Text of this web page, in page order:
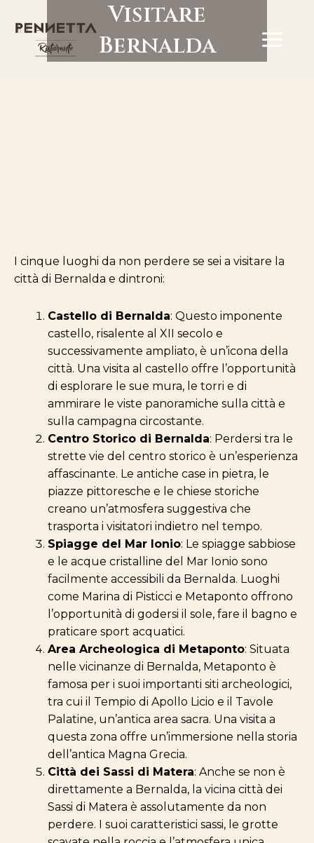
Vai
Visitare
Bernalda
I cinque luoghi da non perdere se sei a visitare la
città di Bernalda e dintroni:
Castello di Bernalda: Questo imponente
castello, risalente al XII secolo e
successivamente ampliato, è un’icona della
città. Una visita al castello offre l’opportunità
di esplorare le sue mura, le torri e di
ammirare le viste panoramiche sulla città e
sulla campagna circostante.
Centro Storico di Bernalda: Perdersi tra le
strette vie del centro storico è un’esperienza
affascinante. Le antiche case in pietra, le
piazze pittoresche e le chiese storiche
creano un’atmosfera suggestiva che
trasporta i visitatori indietro nel tempo.
Spiagge del Mar Ionio: Le spiagge sabbiose
e le acque cristalline del Mar Ionio sono
facilmente accessibili da Bernalda. Luoghi
come Marina di Pisticci e Metaponto offrono
l’opportunità di godersi il sole, fare il bagno e
praticare sport acquatici.
Area Archeologica di Metaponto: Situata
nelle vicinanze di Bernalda, Metaponto è
famosa per i suoi importanti siti archeologici,
tra cui il Tempio di Apollo Licio e il Tavole
Palatine, un’antica area sacra. Una visita a
questa zona offre un’immersione nella storia
dell’antica Magna Grecia.
Città dei Sassi di Matera: Anche se non è
direttamente a Bernalda, la vicina città dei
Sassi di Matera è assolutamente da non
perdere. I suoi caratteristici sassi, le grotte